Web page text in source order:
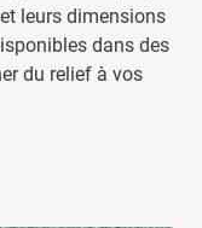
leurs dimensions
dans des
du relief à vos